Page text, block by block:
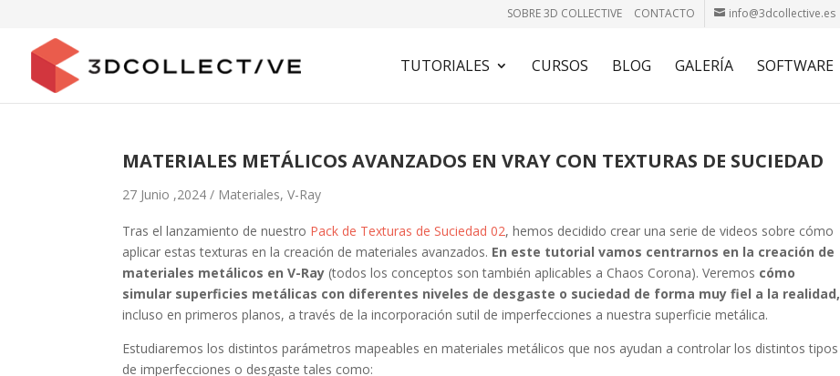
info@3dcollective.es
SOBRE 3D COLLECTIVE CONTACTO
TUTORIALES CURSOS BLOG GALERÍA SOFTWARE
MATERIALES METÁLICOS AVANZADOS EN VRAY CON TEXTURAS DE SUCIEDAD
27 Junio ,2024 / Materiales,V-Ray
Tras el lanzamiento de nuestro Pack de Texturas de Suciedad 02, hemos decidido crear una serie de videos sobre cómo
aplicar estas texturas en la creación de materiales avanzados. En este tutorial vamos centrarnos en la creación de
materiales metálicos en V-Ray (todos los conceptos son también aplicables a Chaos Corona). Veremos cómo
simular superficies metálicas con diferentes niveles de desgaste o suciedad de forma muy fiel a la realidad,
incluso en primeros planos, a través de la incorporación sutil de imperfecciones a nuestra superficie metálica.
Estudiaremos los distintos parámetros mapeables en materiales metálicos que nos ayudan a controlar los distintos tipos
de imperfecciones o desgaste tales como: